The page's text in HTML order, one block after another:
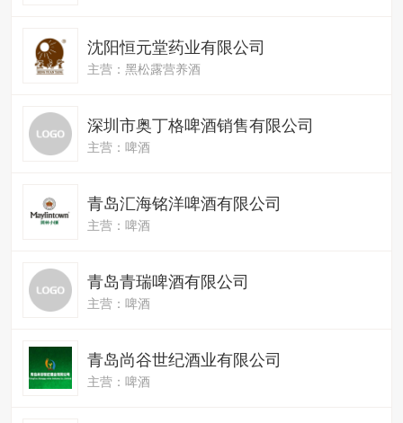
沈阳恒元堂药业有限公司
主营：黑松露营养酒
深圳市奥丁格啤酒销售有限公司
主营：啤酒
青岛汇海铭洋啤酒有限公司
主营：啤酒
青岛青瑞啤酒有限公司
主营：啤酒
青岛尚谷世纪酒业有限公司
主营：啤酒